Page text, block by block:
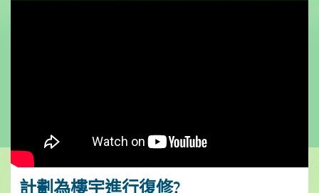
計劃為樓宇進行復修?